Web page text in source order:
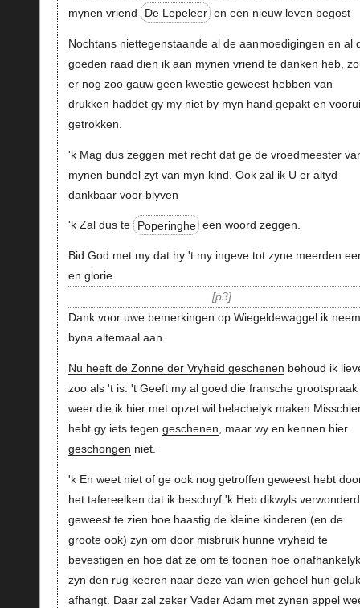
mynen vriend
De Lepeleer en een nieuw leven begost
Nochtans niettegenstaande al de aanmoedigingen en al
goeden raad dien ik aan mynen vriend te danken heb,
er nog zoo gauw geen kwestie geweest hebben van
drukken haddet gy my niet by myn hand gepakt en
getrokken.
'k Mag dus zeggen met recht dat ge de vroedmeester
mynen bundel zyt van myn kind. Ook zal ik U er altyd
dankbaar voor blyven
'k Zal dus te Poperinghe een woord zeggen.
Bid God met my dat hy 't my ingeve tot zyne meerden
en glorie
p3
Dank voor uwe bemerkingen op Wiegeldewaggel ik
byna altemaal aan.
Nu heeft de Zonne der Vryheid geschenen behoud ik
zoo als 't is. 't Geeft my al goed die fransche grootspraak
weer die ik hier met opzet wil belachelyk maken
hebt gy iets tegen geschenen, maar wy en kennen hier
geschongen niet.
'k En weet niet of ge ook nog getroffen geweest hebt
het tafereelken dat ik beschryf 'k Heb dikwyls verwonderd
geweest te zien hoe haastig de kleine kinderen (en de
groote ook) zyn om door misbruik hunne vryheid te
bevestigen en hoe dat ze om te toonen hoe
zyn den rug keeren naar deze van wien geheel hun geluk
afhangt. Daar zal zeker Vader Adam met zynen appel